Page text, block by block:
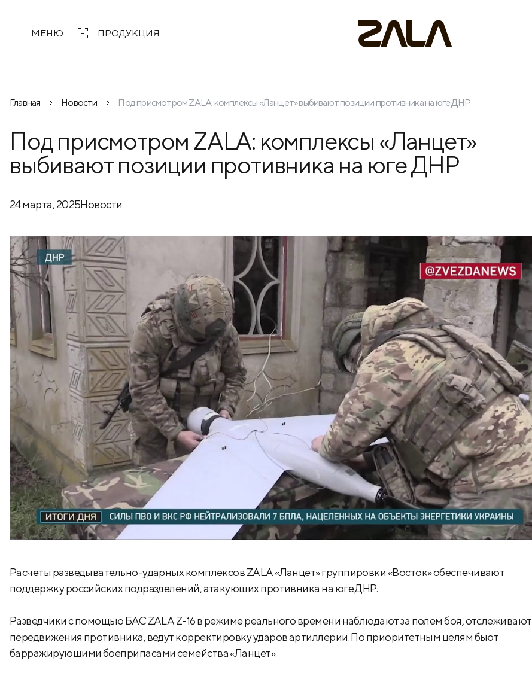
МЕНЮ ПРОДУКЦИЯ
Главная Новости Под присмотром ZALA: комплексы «Ланцет» выбивают позиции противника на юге ДНР
Под присмотром ZALA: комплексы «Ланцет»
выбивают позиции противника на юге ДНР
24 марта, 2025Новости
Расчеты разведывательно-ударных комплексов ZALA «Ланцет» группировки «Восток» обеспечивают
поддержку российских подразделений, атакующих противника на юге ДНР.
Разведчики с помощью БАС ZALA Z-16 в режиме реального времени наблюдают за полем боя, отслеживают
передвижения противника, ведут корректировку ударов артиллерии. По приоритетным целям бьют
барражирующими боеприпасами семейства «Ланцет».